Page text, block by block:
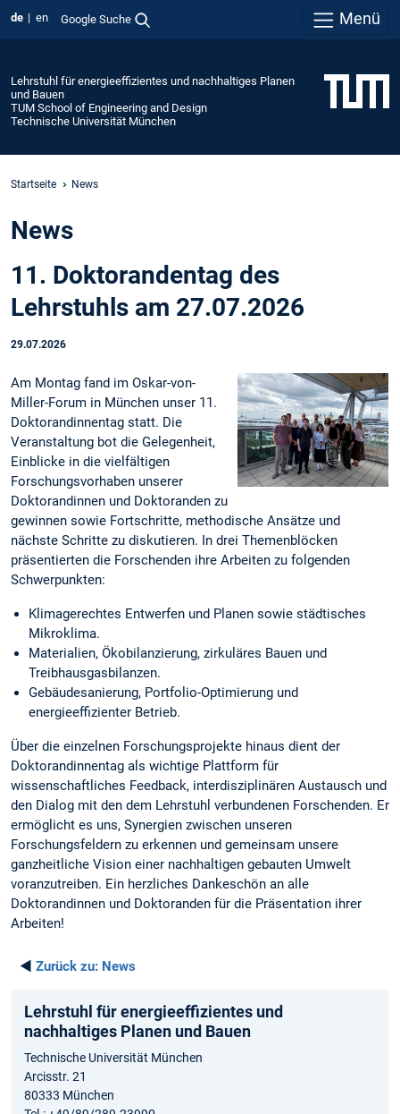
de en Google Suche Menü
Lehrstuhl für energieeffizientes und nachhaltiges Planen
und Bauen
TUM School of Engineering and Design
Technische Universität München
Startseite News
News
11. Doktorandentag des
Lehrstuhls am 27.07.2026
29.07.2026
Am Montag fand im Oskar-von-
Miller-Forum in München unser 11.
Doktorandinnentag statt. Die
Veranstaltung bot die Gelegenheit,
Einblicke in die vielfältigen
Forschungsvorhaben unserer
Doktorandinnen und Doktoranden zu
gewinnen sowie Fortschritte, methodische Ansätze und
nächste Schritte zu diskutieren. In drei Themenblöcken
präsentierten die Forschenden ihre Arbeiten zu folgenden
Schwerpunkten:
Klimagerechtes Entwerfen und Planen sowie städtisches
Mikroklima.
Materialien, Ökobilanzierung, zirkuläres Bauen und
Treibhausgasbilanzen.
Gebäudesanierung, Portfolio-Optimierung und
energieeffizienter Betrieb.
Über die einzelnen Forschungsprojekte hinaus dient der
Doktorandinnentag als wichtige Plattform für
wissenschaftliches Feedback, interdisziplinären Austausch und
den Dialog mit den dem Lehrstuhl verbundenen Forschenden. Er
ermöglicht es uns, Synergien zwischen unseren
Forschungsfeldern zu erkennen und gemeinsam unsere
ganzheitliche Vision einer nachhaltigen gebauten Umwelt
voranzutreiben. Ein herzliches Dankeschön an alle
Doktorandinnen und Doktoranden für die Präsentation ihrer
Arbeiten!
◄ Zurück zu: News
Lehrstuhl für energieeffizientes und
nachhaltiges Planen und Bauen
Technische Universität München
Arcisstr. 21
80333 München